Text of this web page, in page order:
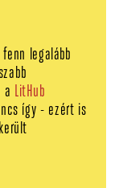
legalább
a LitHub
így - ezért is